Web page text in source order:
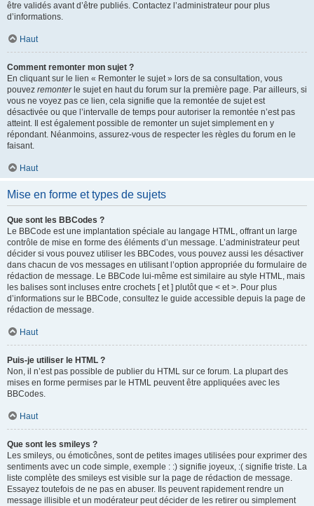
être validés avant d’être publiés. Contactez l’administrateur pour plus
d’informations.
Haut
Comment remonter mon sujet ?
En cliquant sur le lien « Remonter le sujet » lors de sa consultation, vous
pouvez remonterle sujet en haut du forum sur la première page. Par ailleurs, si
vous ne voyez pas ce lien, cela signifie que la remontée de sujet est
désactivée ou que l’intervalle de temps pour autoriser la remontée n’est pas
atteint. Il est également possible de remonter un sujet simplement en y
répondant. Néanmoins, assurez-vous de respecter les règles du forum en le
faisant.
Haut
Mise en forme et types de sujets
Que sont les BBCodes ?
Le BBCode est une implantation spéciale au langage HTML, offrant un large
contrôle de mise en forme des éléments d’un message. L’administrateur peut
décider si vous pouvez utiliser les BBCodes, vous pouvez aussi les désactiver
dans chacun de vos messages en utilisant l’option appropriée du formulaire de
rédaction de message. Le BBCode lui-même est similaire au style HTML, mais
les balises sont incluses entre crochets [ et ] plutôt que < et >. Pour plus
d’informations sur le BBCode, consultez le guide accessible depuis la page de
rédaction de message.
Haut
Puis-je utiliser le HTML ?
Non, il n’est pas possible de publier du HTML sur ce forum. La plupart des
mises en forme permises par le HTML peuvent être appliquées avec les
BBCodes.
Haut
Que sont les smileys ?
Les smileys, ou émoticônes, sont de petites images utilisées pour exprimer des
sentiments avec un code simple, exemple : :) signifie joyeux, :( signifie triste. La
liste complète des smileys est visible sur la page de rédaction de message.
Essayez toutefois de ne pas en abuser. Ils peuvent rapidement rendre un
message illisible et un modérateur peut décider de les retirer ou simplement